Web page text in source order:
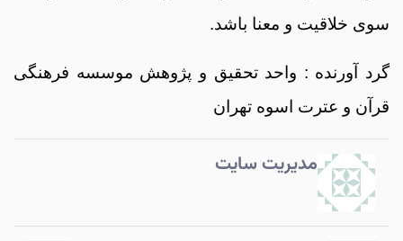
سوی خلاقیت و معنا باشد.
گرد آورنده : واحد تحقیق و پژوهش موسسه فرهنگی
قرآن و عترت اسوه تهران
مدیریت سایت